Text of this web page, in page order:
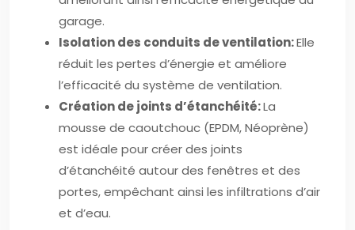
garage.
Isolation des conduits de ventilation:Elle
réduit les pertes d’énergie et améliore
l’efficacité du système de ventilation.
Création de joints d’étanchéité:La
mousse de caoutchouc (EPDM, Néoprène)
est idéale pour créer des joints
d’étanchéité autour des fenêtres et des
portes, empêchant ainsi les infiltrations d’air
et d’eau.